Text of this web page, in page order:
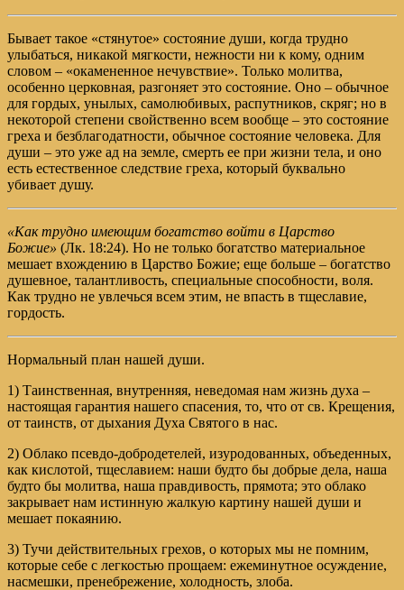
Бывает такое «стянутое» состояние души, когда трудно
улыбаться, никакой мягкости, нежности ни к кому, одним
словом – «окамененное нечувствие». Только молитва,
особенно церковная, разгоняет это состояние. Оно – обычное
для гордых, унылых, самолюбивых, распутников, скряг; но в
некоторой степени свойственно всем вообще – это состояние
греха и безблагодатности, обычное состояние человека. Для
души – это уже ад на земле, смерть ее при жизни тела, и оно
есть естественное следствие греха, который буквально
убивает душу.
«Как трудно имеющим богатство войти в Царство
Божие» (Лк. 18:24). Но не только богатство материальное
мешает вхождению в Царство Божие; еще больше – богатство
душевное, талантливость, специальные способности, воля.
Как трудно не увлечься всем этим, не впасть в тщеславие,
гордость.
Нормальный план нашей души.
1) Таинственная, внутренняя, неведомая нам жизнь духа –
настоящая гарантия нашего спасения, то, что от св. Крещения,
от таинств, от дыхания Духа Святого в нас.
2) Облако псевдо-добродетелей, изуродованных, объеденных,
как кислотой, тщеславием: наши будто бы добрые дела, наша
будто бы молитва, наша правдивость, прямота; это облако
закрывает нам истинную жалкую картину нашей души и
мешает покаянию.
3) Тучи действительных грехов, о которых мы не помним,
которые себе с легкостью прощаем: ежеминутное осуждение,
насмешки, пренебрежение, холодность, злоба.